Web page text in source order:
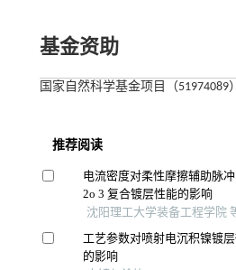
基金资助
国家自然科学基金项目（51974089）